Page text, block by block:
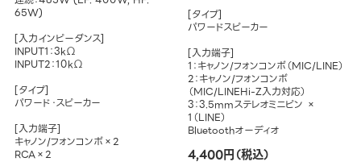
65W)
[入力インピーダンス]
INPUT1：3kΩ
INPUT2：10kΩ
[タイプ]
パワード・スピーカー
[入力端子]
キャノン/フォンコンボ×2
RCA×2
[タイプ]
パワードスピーカー
[入力端子]
1：キャノン/フォンコンボ（MIC/LINE）
2：キャノン/フォンコンボ
（MIC/LINEHi-Z入力対応）
3：3.5mmステレオミニピン ×
1（LINE）
Bluetoothオーディオ
4,400円（税込）